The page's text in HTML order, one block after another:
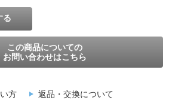
る
この商品についての
お問い合わせはこちら
方 返品・交換について